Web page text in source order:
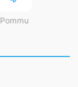
Pommu